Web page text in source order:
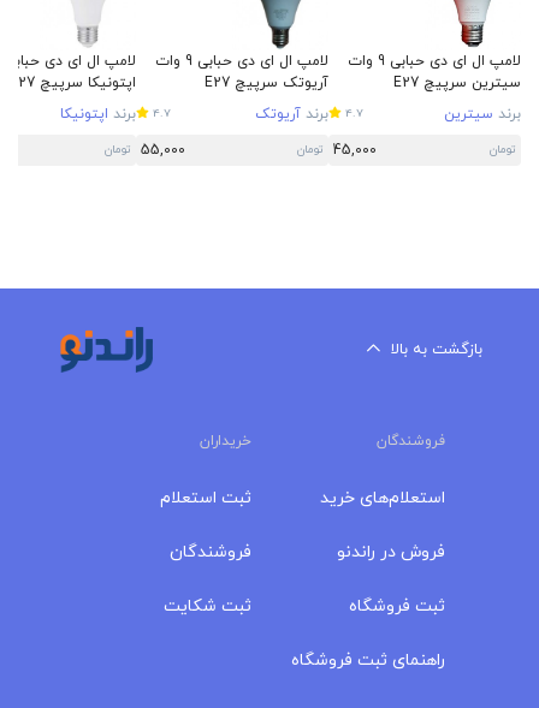
لامپ ال ای دی حبابی 9 وات
سیترین سرپیچ E27
برند سیترین 4.7
تومان 45,000
لامپ ال ای دی حبابی 9 وات
آریوتک سرپیچ E27
برند آریوتک 4.7
تومان 55,000
اپتونیکا سرپیچ E27
برند اپتونیکا
تومان
بازگشت به بالا
فروشندگان خریداران
استعلام‌های خرید
فروش در راندنو
ثبت فروشگاه
راهنمای ثبت فروشگاه
ثبت استعلام
فروشندگان
ثبت شکایت